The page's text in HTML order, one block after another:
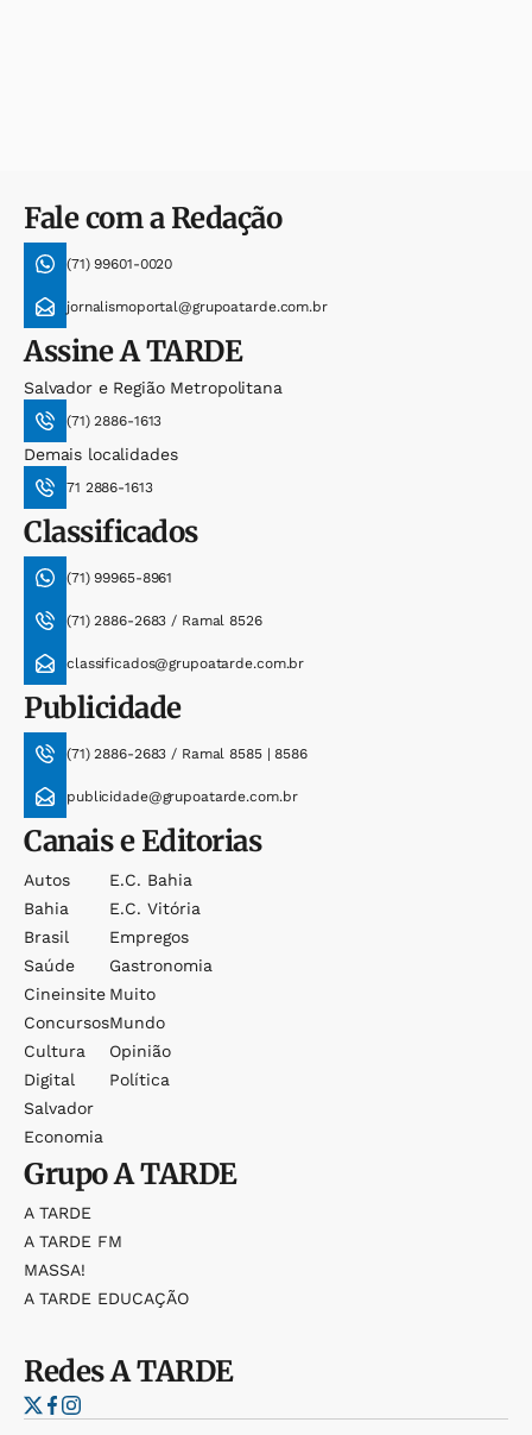
Fale com a Redação
(71) 99601-0020
jornalismoportal@grupoatarde.com.br
AssineA TARDE
Salvador e Região Metropolitana
(71) 2886-1613
Demais localidades
71 2886-1613
Classificados
(71) 99965-8961
(71) 2886-2683 / Ramal 8526
classificados@grupoatarde.com.br
Publicidade
(71) 2886-2683 / Ramal 8585 | 8586
publicidade@grupoatarde.com.br
Canais e Editorias
Autos
Bahia
Brasil
Saúde
Cineinsite
Concursos
Cultura
Digital
Salvador
Economia
E.c. Bahia
E.c. Vitória
Empregos
Gastronomia
Muito
Mundo
Opinião
Política
GrupoA TARDE
A TARDE
A TARDE FM
MASSA!
A TARDE EDUCAÇÃO
RedesA TARDE